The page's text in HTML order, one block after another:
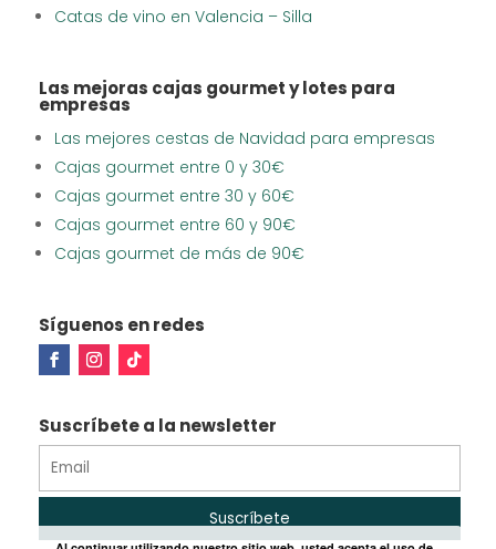
Catas de vino en Valencia – Silla
Las mejoras cajas gourmet y lotes para
empresas
Las mejores cestas de Navidad para empresas
Cajas gourmet entre 0 y 30€
Cajas gourmet entre 30 y 60€
Cajas gourmet entre 60 y 90€
Cajas gourmet de más de 90€
Síguenos en redes
Suscríbete a la newsletter